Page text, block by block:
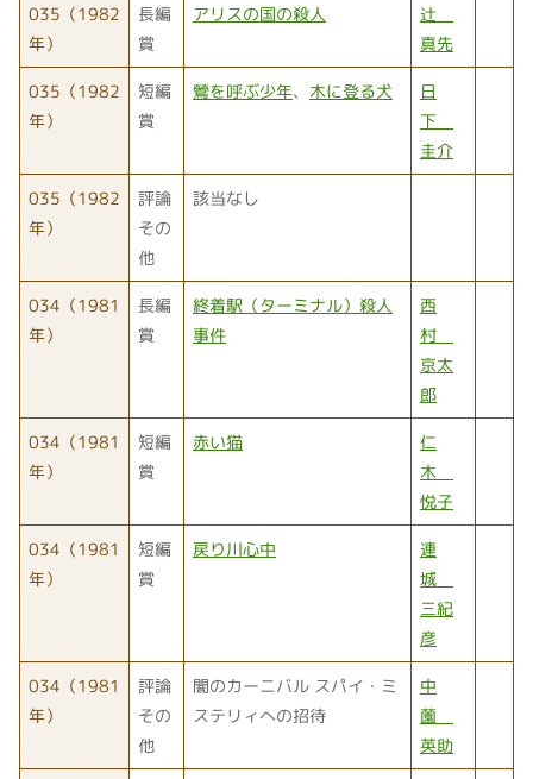
035（1982
年）
長編
賞
アリスの国の殺人
辻
真先
035（1982
年）
短編
賞
鶯を呼ぶ少年、 木に登る犬
日
下
圭介
035（1982
年）
評論
その
他
該当なし
034（1981
年）
長編
賞
終着駅（ターミナル）殺人
事件
西
村
京太
郎
034（1981
年）
短編
賞
赤い猫
仁
木
悦子
034（1981
年）
短編
賞
戻り川心中
連
城
三紀
彦
034（1981
年）
評論
その
他
闇のカーニバル スパイ・ミ
ステリィへの招待
中
薗
英助